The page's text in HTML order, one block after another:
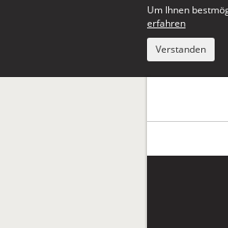
Um Ihnen
erfahren
Verstanden